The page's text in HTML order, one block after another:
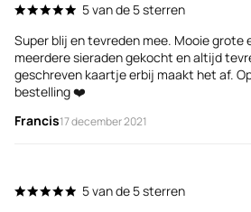
5 van de 5 sterren
Super blij en tevreden mee. Mooie grote
meerdere sieraden gekocht en altijd
geschreven kaartje erbij maakt het af.
bestelling ❤️
Francis17 december 2021
5 van de 5 sterren